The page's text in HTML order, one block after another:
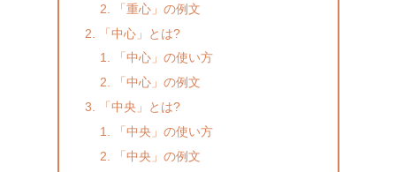
「重心」の例文
「中心」とは?
「中心」の使い方
「中心」の例文
「中央」とは?
「中央」の使い方
「中央」の例文